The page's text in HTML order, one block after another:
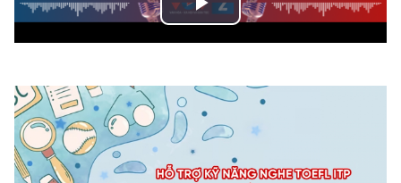
Play